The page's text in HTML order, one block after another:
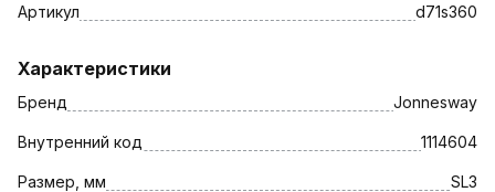
Артикул d71s360
Характеристики
Бренд Jonnesway
Внутренний код 1114604
Размер, мм SL3